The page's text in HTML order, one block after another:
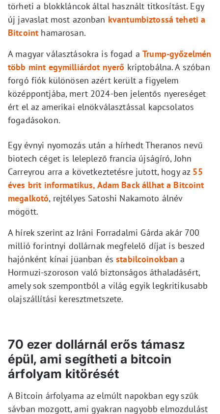
törheti a blokkláncok által használt titkosítást. Egy
új javaslat most azonban kvantumbiztossá teheti a
Bitcoint hamarosan.
A magyar választásokra is fogad aTrump-győzelmén
több mint egymilliárdot nyerő kriptobálna. A szóban
forgó fiók különösen azért került a figyelem
középpontjába, mert 2024-ben jelentős nyereséget
ért el az amerikai elnökválasztással kapcsolatos
fogadásokon.
Egy évnyi nyomozás után a hírhedt Theranos nevű
biotech céget is leleplező francia újságíró, John
Carreyrou arra a következtetésre jutott, hogy az 55
éves brit informatikus, Adam Back állhat a Bitcoint
megalkotó, rejtélyes Satoshi Nakamoto álnév
mögött.
A hírek szerint az Iráni Forradalmi Gárda akár 700
millió forintnyi dollárnak megfelelő díjat is beszed
hajónként kínai jüanban ésstabilcoinokban a
Hormuzi-szoroson való biztonságos áthaladásért,
amely sok szempontból a világ egyik legkritikusabb
olajszállítási keresztmetszete.
70 ezer dollárnál erős támasz
épül, ami segítheti a bitcoin
árfolyam kitörését
A Bitcoin árfolyama az elmúlt napokban egy szűk
sávban mozgott, ami gyakran nagyobb elmozdulást